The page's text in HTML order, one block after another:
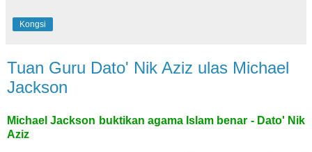
Kongsi
Tuan Guru Dato' Nik Aziz ulas Michael
Jackson
Michael Jackson buktikan agama Islam benar - Dato' Nik
Aziz